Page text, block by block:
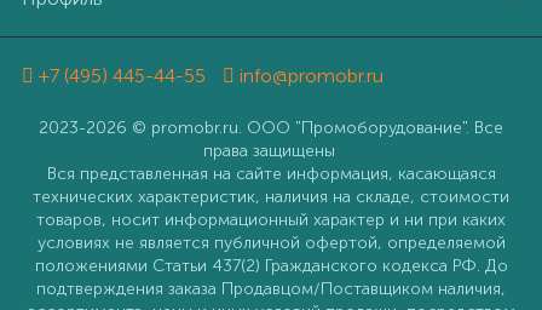
+7 (495) 445-44-55 info@promobr.ru
2023-2026 © promobr.ru. ООО "Промоборудование". Все
права защищены
Вся представленная на сайте информация, касающаяся
технических характеристик, наличия на складе, стоимости
товаров, носит информационный характер и ни при каких
условиях не является публичной офертой, определяемой
положениями Статьи 437(2) Гражданского кодекса РФ. До
подтверждения заказа Продавцом/Поставщиком наличия,